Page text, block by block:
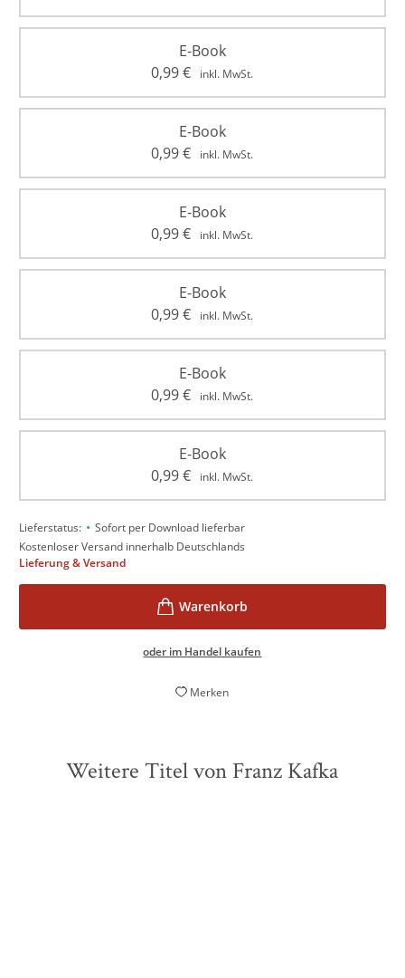
E-Book
0,99€ inkl. MwSt.
E-Book
0,99€ inkl. MwSt.
E-Book
0,99€ inkl. MwSt.
E-Book
0,99€ inkl. MwSt.
E-Book
0,99€ inkl. MwSt.
E-Book
0,99€ inkl. MwSt.
Lieferstatus: • Sofort per Download lieferbar
Kostenloser Versand innerhalb Deutschlands
Lieferung & Versand
oder im Handel kaufen
Merken
Weitere Titel von Franz Kafka